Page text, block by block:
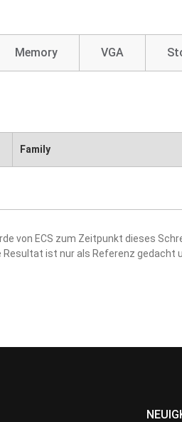
Memory VGA
Family
von ECS zum Zeitpunkt dieses
Resultat ist nur als Referenz gedacht